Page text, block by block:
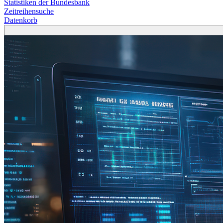
Statistiken der Bundesbank
Zeitreihensuche
Datenkorb